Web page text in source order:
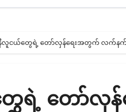
လူငယ်တွေရဲ့ တော်လှန်ရေးအတွက် လက်န
ရဲ့ တော်လှ